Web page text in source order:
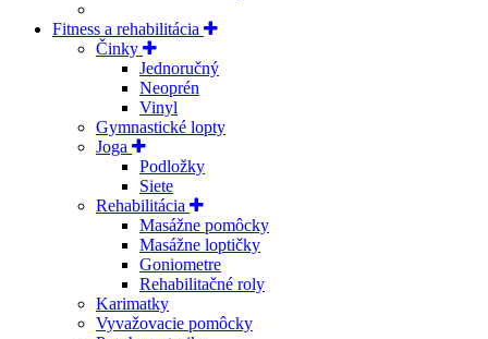
Fitness a rehabilitácia
Činky
Jednoručný
Neoprén
Vinyl
Gymnastické lopty
Joga
Podložky
Siete
Rehabilitácia
Masážne pomôcky
Masážne loptičky
Goniometre
Rehabilitačné roly
Karimatky
Vyvažovacie pomôcky